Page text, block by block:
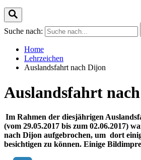
Suche nach:
Home
Lehrzeichen
Auslandsfahrt nach Dijon
Auslandsfahrt
Im Rahmen der diesjährigen
(vom 29.05.2017 bis zum 02.06.2017)
nach Dijon aufgebrochen, um dort
besichtigen zu können. Einige